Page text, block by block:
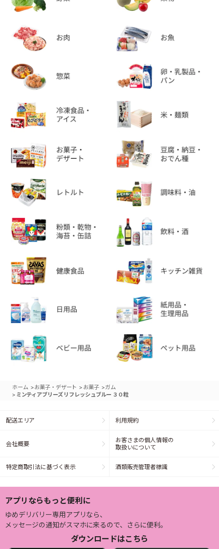
ホーム >お菓子・デザート > お菓子 >ガム
> ミンティアブリーズ リフレッシュブルー ３０粒
配送エリア 利用規約
会社概要
お客さまの個人情報の
取扱いについて
特定商取引法に基づく表示 酒類販売管理者標識
アプリならもっと便利に
ゆめデリバリー専用アプリなら、
メッセージの通知がスマホに来るので、さらに便利。
ダウンロードはこちら